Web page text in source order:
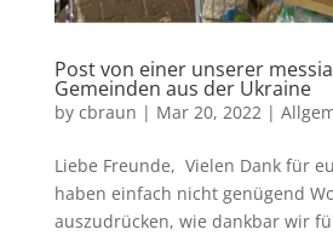
Post von einer unserer
Gemeinden aus der Ukraine
by cbraun | Mar 20, 2022|
Liebe Freunde, Vielen Dank für
haben einfach nicht genügend
auszudrücken, wie dankbar wir